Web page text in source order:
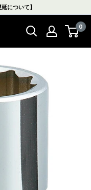
について】
0